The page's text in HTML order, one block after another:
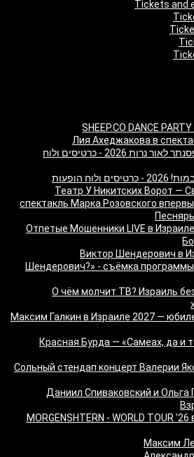
Tickets and
SHEEP.CO DANCE
Лия Ахеджакова в
משופן ועד AC/DC - מופע פסנתר לאור נרות 2026 - כרטיסים ולוח
הופעות
"Театр У Никитских Ворот —
спектакль Марка Розовского
Отпетые Мошенники LIVE в
Виктор Шендерович в
Шендерович?» - съёмка
«О чём молчит ТВ? Израиль
Максим Галкин в Израиле 2027 —
Красная Бурда — «Самеах, да и
"Сольный стендап концерт Валерии
"Даниил Спиваковский и
MORGENSHTERN - WORLD TOUR
Максим